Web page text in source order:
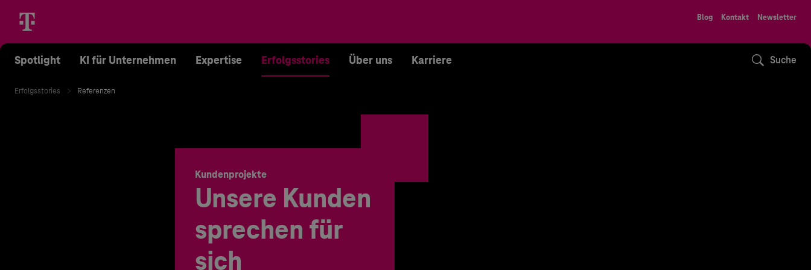
Blog Kontakt Newsletter
Spotlight KI für Unternehmen Expertise Erfolgsstories Über uns Karriere Suche
Erfolgsstories Referenzen
Kundenprojekte
Unsere Kunden
sprechen für
sich